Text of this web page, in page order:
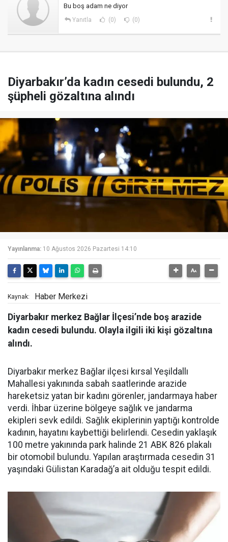
Bu boş adam ne diyor
Yanıtla (0) (0)
Diyarbakır’da kadın cesedi bulundu, 2
şüpheli gözaltına alındı
Yayınlanma: 10 Ağustos 2026 Pazartesi 14:10
Kaynak: Haber Merkezi
Diyarbakır merkez Bağlar İlçesi’nde boş arazide
kadın cesedi bulundu. Olayla ilgili iki kişi gözaltına
alındı.
Diyarbakır merkez Bağlar ilçesi kırsal Yeşildallı
Mahallesi yakınında sabah saatlerinde arazide
hareketsiz yatan bir kadını görenler, jandarmaya haber
verdi. İhbar üzerine bölgeye sağlık ve jandarma
ekipleri sevk edildi. Sağlık ekiplerinin yaptığı kontrolde
kadının, hayatını kaybettiği belirlendi. Cesedin yaklaşık
100 metre yakınında park halinde 21 ABK 826 plakalı
bir otomobil bulundu. Yapılan araştırmada cesedin 31
yaşındaki Gülistan Karadağ’a ait olduğu tespit edildi.